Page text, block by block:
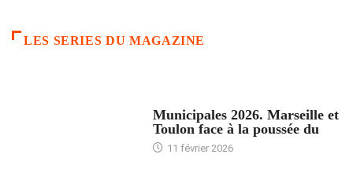
LES SERIES DU MAGAZINE
Municipales 2026. Marseille et
Toulon face à la poussée du
11 février 2026